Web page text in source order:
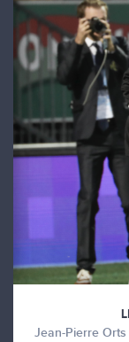
Jean-Pierre